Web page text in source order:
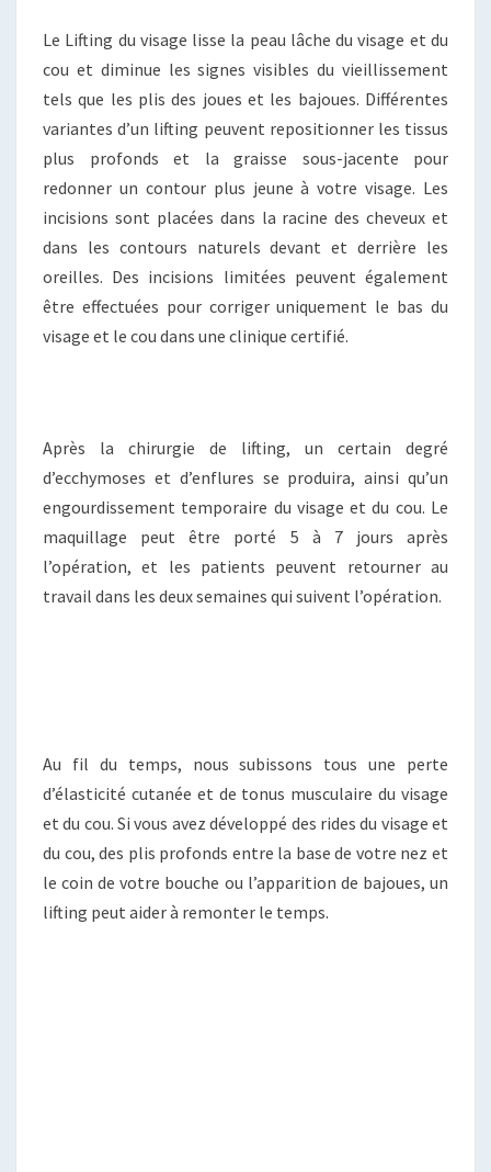
Le Lifting du visage lisse la peau lâche du visage et du
cou et diminue les signes visibles du vieillissement
tels que les plis des joues et les bajoues. Différentes
variantes d’un lifting peuvent repositionner les tissus
plus profonds et la graisse sous-jacente pour
redonner un contour plus jeune à votre visage. Les
incisions sont placées dans la racine des cheveux et
dans les contours naturels devant et derrière les
oreilles. Des incisions limitées peuvent également
être effectuées pour corriger uniquement le bas du
visage et le cou dans une clinique certifié.
Après la chirurgie de lifting, un certain degré
d’ecchymoses et d’enflures se produira, ainsi qu’un
engourdissement temporaire du visage et du cou. Le
maquillage peut être porté 5 à 7 jours après
l’opération, et les patients peuvent retourner au
travail dans les deux semaines qui suivent l’opération.
Au fil du temps, nous subissons tous une perte
d’élasticité cutanée et de tonus musculaire du visage
et du cou. Si vous avez développé des rides du visage et
du cou, des plis profonds entre la base de votre nez et
le coin de votre bouche ou l’apparition de bajoues, un
lifting peut aider à remonter le temps.